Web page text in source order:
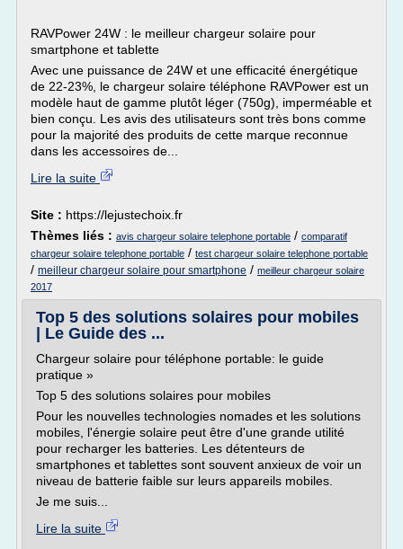
RAVPower 24W : le meilleur chargeur solaire pour
smartphone et tablette
Avec une puissance de 24W et une efficacité énergétique
de 22-23%, le chargeur solaire téléphone RAVPower est un
modèle haut de gamme plutôt léger (750g), imperméable et
bien conçu. Les avis des utilisateurs sont très bons comme
pour la majorité des produits de cette marque reconnue
dans les accessoires de...
Lire la suite
Site : https://lejustechoix.fr
Thèmes liés : avis chargeur solaire telephone portable / comparatif
chargeur solaire telephone portable / test chargeur solaire telephone portable
/ meilleur chargeur solaire pour smartphone / meilleur chargeur solaire
2017
Top 5 des solutions solaires pour mobiles
| Le Guide des ...
Chargeur solaire pour téléphone portable: le guide
pratique »
Top 5 des solutions solaires pour mobiles
Pour les nouvelles technologies nomades et les solutions
mobiles, l'énergie solaire peut être d'une grande utilité
pour recharger les batteries. Les détenteurs de
smartphones et tablettes sont souvent anxieux de voir un
niveau de batterie faible sur leurs appareils mobiles.
Je me suis...
Lire la suite